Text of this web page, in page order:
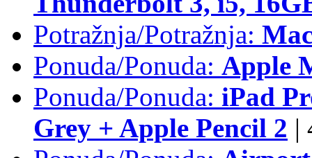
Potražnja/Potražnja:
Ponuda/Ponuda: Apple
Ponuda/Ponuda: iPad
Grey + Apple Pencil 2 |